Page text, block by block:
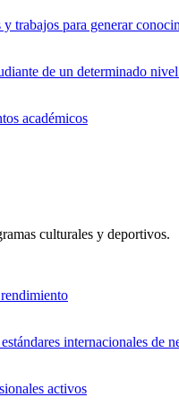
trabajos para generar
de un determinado
académicos
culturales y deportivos.
internacionales de
activos